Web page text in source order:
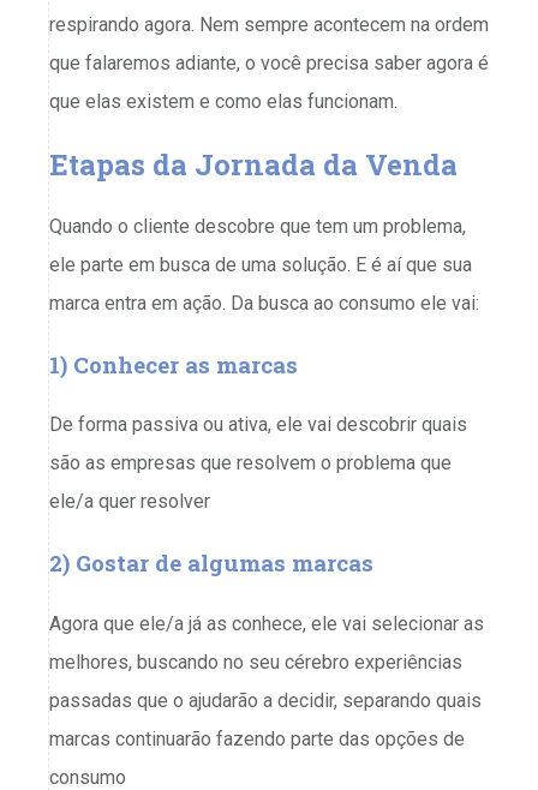
respirando agora. Nem sempre acontecem na ordem
que falaremos adiante, o você precisa saber agora é
que elas existem e como elas funcionam.
Etapas da Jornada da Venda
Quando o cliente descobre que tem um problema,
ele parte em busca de uma solução. E é aí que sua
marca entra em ação. Da busca ao consumo ele vai:
1) Conhecer as marcas
De forma passiva ou ativa, ele vai descobrir quais
são as empresas que resolvem o problema que
ele/a quer resolver
2) Gostar de algumas marcas
Agora que ele/a já as conhece, ele vai selecionar as
melhores, buscando no seu cérebro experiências
passadas que o ajudarão a decidir, separando quais
marcas continuarão fazendo parte das opções de
consumo